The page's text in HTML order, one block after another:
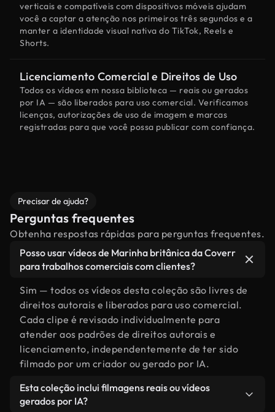
verticais e compatíveis com dispositivos móveis ajudam
você a captar a atenção nos primeiros três segundos e a
manter a identidade visual nativa do TikTok, Reels e
Shorts.
Licenciamento Comercial e Direitos de Uso
Todos os vídeos em nossa biblioteca — reais ou gerados
por IA — são liberados para uso comercial. Verificamos
licenças, autorizações de uso de imagem e marcas
registradas para que você possa publicar com confiança.
Precisar de ajuda?
Perguntas frequentes
Obtenha respostas rápidas para perguntas frequentes.
Posso usar vídeos de Marinha britânica da Coverr
para trabalhos comerciais com clientes?
Sim — todos os vídeos desta coleção são livres de
direitos autorais e liberados para uso comercial.
Cada clipe é revisado individualmente para
atender aos padrões de direitos autorais e
licenciamento, independentemente de ter sido
filmado por um criador ou gerado por IA.
Esta coleção inclui filmagens reais ou vídeos
gerados por IA?